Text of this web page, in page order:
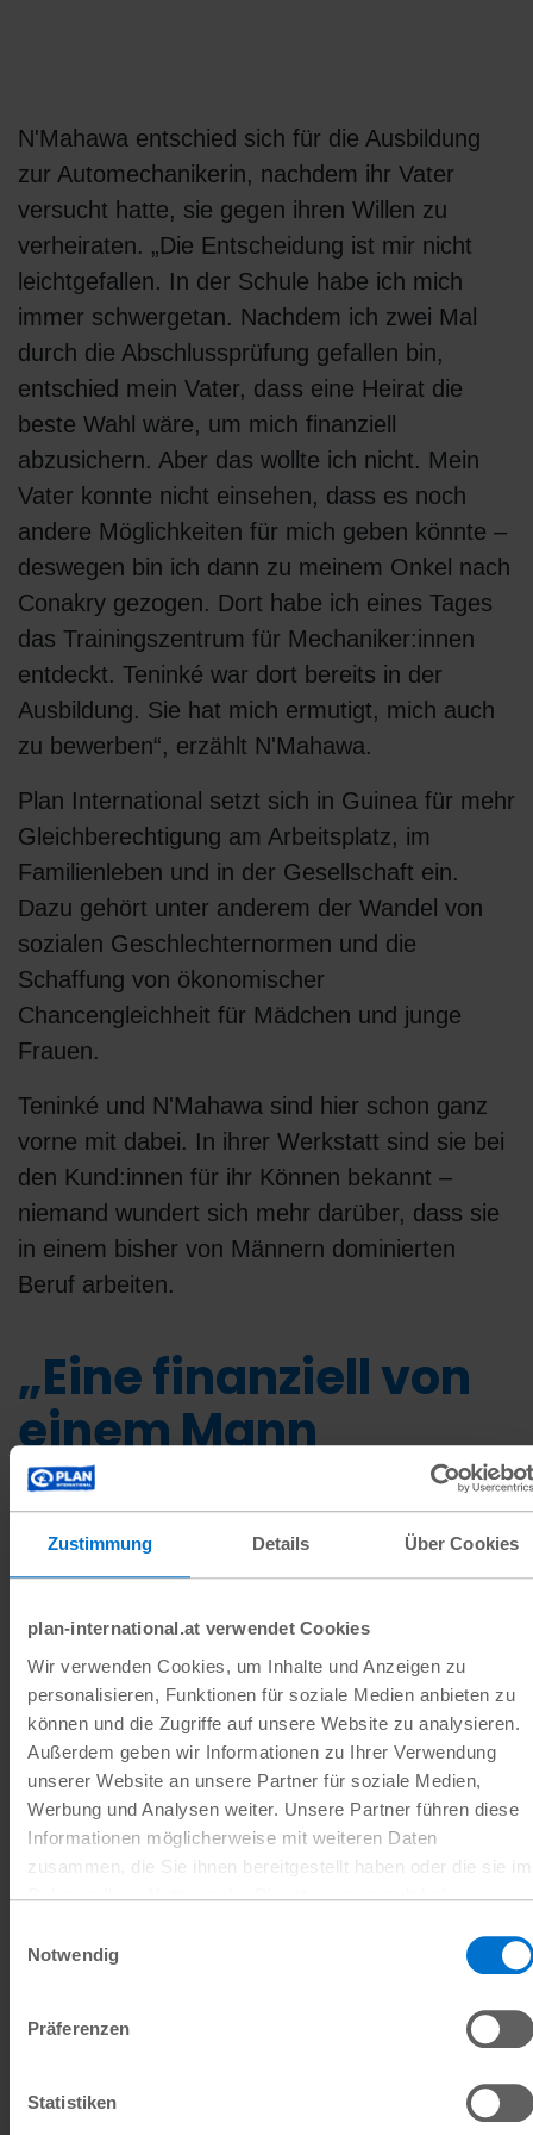
Zustimmung Details Über Cookies
plan-international.at verwendet Cookies
Wir verwenden Cookies, um Inhalte und Anzeigen zu
personalisieren, Funktionen für soziale Medien anbieten zu
können und die Zugriffe auf unsere Website zu analysieren.
Außerdem geben wir Informationen zu Ihrer Verwendung
unserer Website an unsere Partner für soziale Medien,
Werbung und Analysen weiter. Unsere Partner führen diese
Informationen möglicherweise mit weiteren Daten
zusammen, die Sie ihnen bereitgestellt haben oder die sie im
Rahmen Ihrer Nutzung der Dienste gesammelt haben.
Notwendig
Präferenzen
Statistiken
N'Mahawa entschied sich für die Ausbildung
zur Automechanikerin, nachdem ihr Vater
versucht hatte, sie gegen ihren Willen zu
verheiraten. „Die Entscheidung ist mir nicht
leichtgefallen. In der Schule habe ich mich
immer schwergetan. Nachdem ich zwei Mal
durch die Abschlussprüfung gefallen bin,
entschied mein Vater, dass eine Heirat die
beste Wahl wäre, um mich finanziell
abzusichern. Aber das wollte ich nicht. Mein
Vater konnte nicht einsehen, dass es noch
andere Möglichkeiten für mich geben könnte –
deswegen bin ich dann zu meinem Onkel nach
Conakry gezogen. Dort habe ich eines Tages
das Trainingszentrum für Mechaniker:innen
entdeckt. Teninké war dort bereits in der
Ausbildung. Sie hat mich ermutigt, mich auch
zu bewerben“, erzählt N'Mahawa.
Plan International setzt sich in Guinea für mehr
Gleichberechtigung am Arbeitsplatz, im
Familienleben und in der Gesellschaft ein.
Dazu gehört unter anderem der Wandel von
sozialen Geschlechternormen und die
Schaffung von ökonomischer
Chancengleichheit für Mädchen und junge
Frauen.
Teninké und N'Mahawa sind hier schon ganz
vorne mit dabei. In ihrer Werkstatt sind sie bei
den Kund:innen für ihr Können bekannt –
niemand wundert sich mehr darüber, dass sie
in einem bisher von Männern dominierten
Beruf arbeiten.
„Eine finanziell von
einem Mann
abhängige Frau
kann nicht frei sein.
Ihr Leben hängt
dann immer von
den Entscheidungen
anderer ab.“
Teninké (28),Auszubildende in der Automechanik
Programme wie Teninkés und N'Mahawas
Ausbildungsstätte machen einen Großteil der
Projekte aus, die Plan International unterstützt.
Indem den jungen Frauen Möglichkeiten zur
finanziellen Unabhängigkeit geboten werden,
nutzen sie diese Autonomie oft, um sich noch